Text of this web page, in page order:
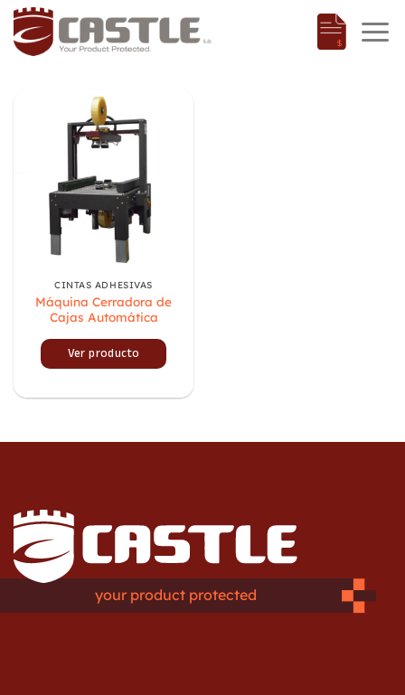
Saltar
contenido
CINTAS ADHESIVAS
Máquina Cerradora de
Cajas Automática
Ver producto
your product protected